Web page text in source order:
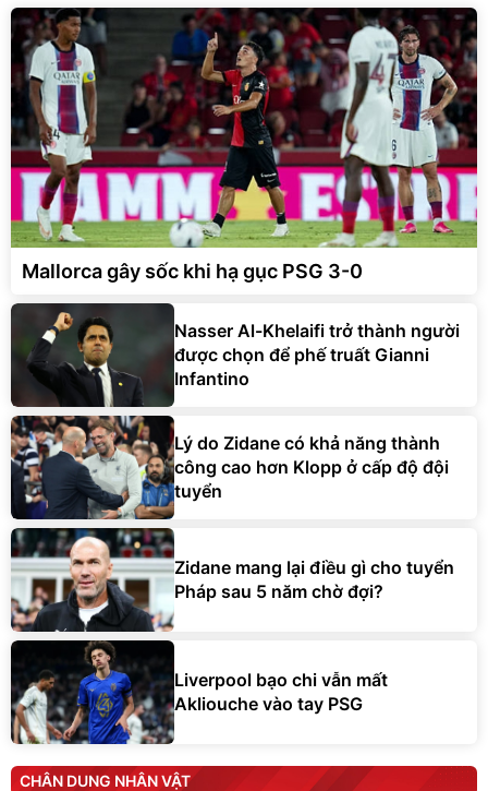
Mallorca gây sốc khi hạ gục PSG 3-0
Nasser Al-Khelaifi trở thành người
được chọn để phế truất Gianni
Infantino
Lý do Zidane có khả năng thành
công cao hơn Klopp ở cấp độ đội
tuyển
Zidane mang lại điều gì cho tuyển
Pháp sau 5 năm chờ đợi?
Liverpool bạo chi vẫn mất
Akliouche vào tay PSG
CHÂN DUNG NHÂN VẬT